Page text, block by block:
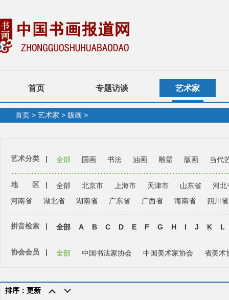
首页 专题访谈 艺术家
首页 > 艺术家 > 版画 >
艺术分类 | 全部 国画 书法 油画 雕塑 版画 当代
地 区 | 全部 北京市 上海市 天津市 山东省
河北
河南省
湖北省 湖南省 广东省 广西省 海南省 四川省
拼音检索 | 全部 A B C D E F G H I J K L
协会会员 | 全部 中国书法家协会 中国美术家协会 省美术
排序：更新